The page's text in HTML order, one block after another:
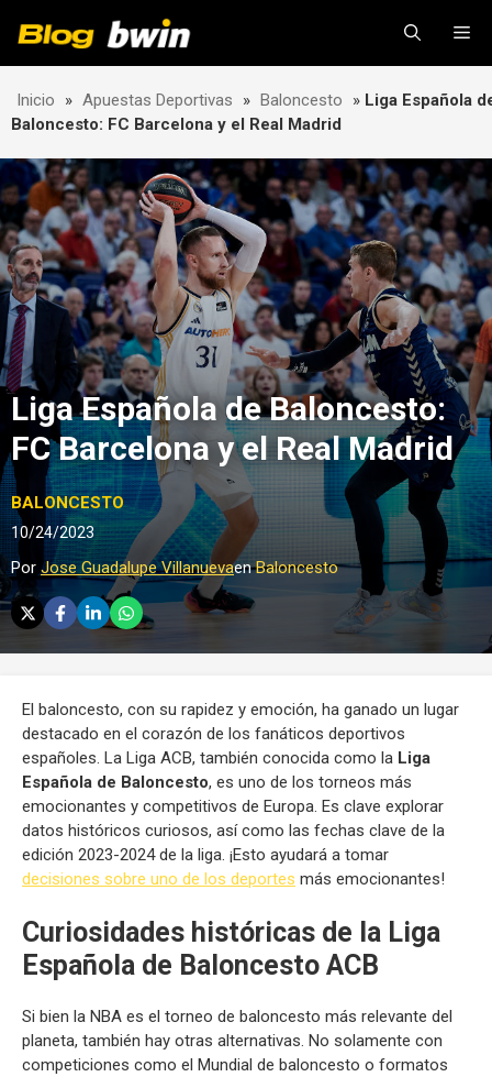
Inicio » Apuestas Deportivas » Baloncesto » Liga Española
Baloncesto: FC Barcelona y el Real Madrid
Liga Española de Baloncesto:
FC Barcelona y el Real Madrid
BALONCESTO
10/24/2023
Por Jose Guadalupe VillanuevaenBaloncesto
El baloncesto, con su rapidez y emoción, ha ganado un lugar
destacado en el corazón de los fanáticos deportivos
españoles. La Liga ACB, también conocida como la Liga
Española de Baloncesto, es uno de los torneos más
emocionantes y competitivos de Europa. Es clave explorar
datos históricos curiosos, así como las fechas clave de la
edición 2023-2024 de la liga. ¡Esto ayudará a tomar
decisiones sobre uno de los deportes más emocionantes!
Curiosidades históricas de la Liga
Española de Baloncesto ACB
Si bien la NBA es el torneo de baloncesto más relevante del
planeta, también hay otras alternativas. No solamente con
competiciones como el Mundial de baloncesto o formatos